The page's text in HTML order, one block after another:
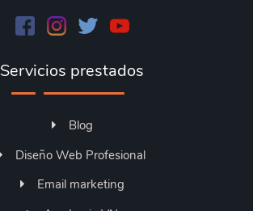
Servicios prestados
Blog
Diseño Web Profesional
Email marketing